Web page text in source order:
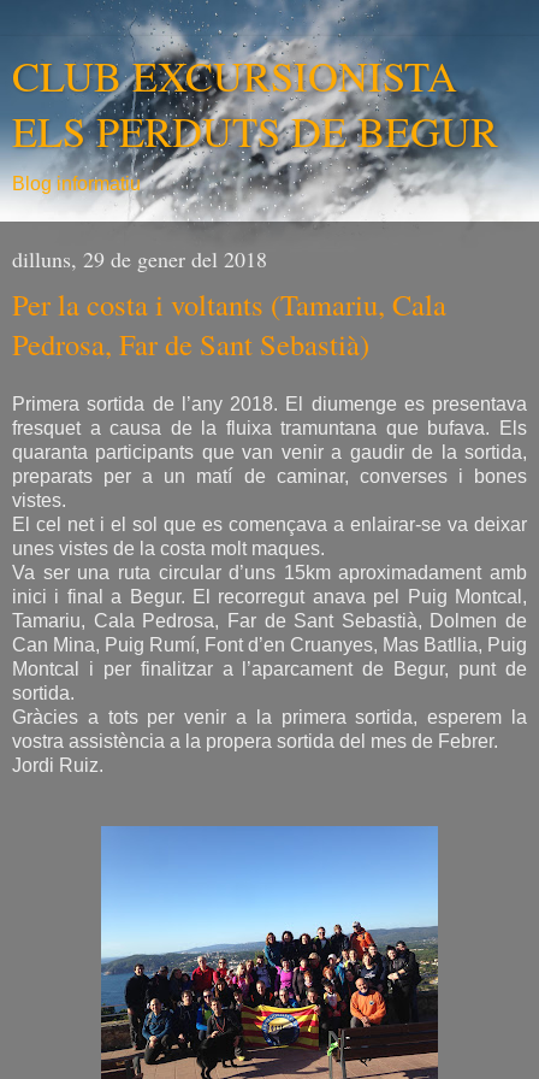
CLUB EXCURSIONISTA
ELS PERDUTS DE BEGUR
Blog informatiu
dilluns, 29 de gener del 2018
Per la costa i voltants (Tamariu, Cala
Pedrosa, Far de Sant Sebastià)
Primera sortida de l’any 2018. El diumenge es presentava
fresquet a causa de la fluixa tramuntana que bufava. Els
quaranta participants que van venir a gaudir de la sortida,
preparats per a un matí de caminar, converses i bones
vistes.
El cel net i el sol que es començava a enlairar-se va deixar
unes vistes de la costa molt maques.
Va ser una ruta circular d’uns 15km aproximadament amb
inici i final a Begur. El recorregut anava pel Puig Montcal,
Tamariu, Cala Pedrosa, Far de Sant Sebastià, Dolmen de
Can Mina, Puig Rumí, Font d’en Cruanyes, Mas Batllia, Puig
Montcal i per finalitzar a l’aparcament de Begur, punt de
sortida.
Gràcies a tots per venir a la primera sortida, esperem la
vostra assistència a la propera sortida del mes de Febrer.
Jordi Ruiz.